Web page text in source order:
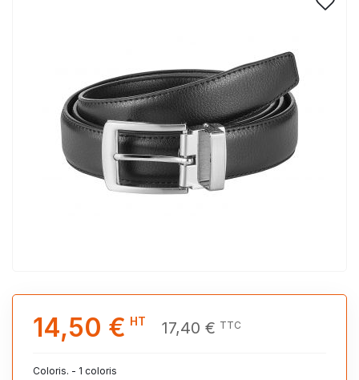
14,50 € HT 17,40 € TTC
Coloris. - 1 coloris